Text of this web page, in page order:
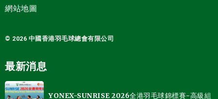
網站地圖
© 2026 中國 香港羽毛球總會有限公司
最新消息
YONEX-SUNRISE 2026全港羽毛球錦標賽-高級組